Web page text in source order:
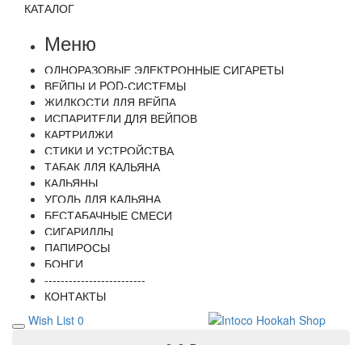
КАТАЛОГ
Меню
ОДНОРАЗОВЫЕ ЭЛЕКТРОННЫЕ СИГАРЕТЫ
ВЕЙПЫ И POD-СИСТЕМЫ
ЖИДКОСТИ ДЛЯ ВЕЙПА
ИСПАРИТЕЛИ ДЛЯ ВЕЙПОВ
КАРТРИДЖИ
СТИКИ И УСТРОЙСТВА
ТАБАК ДЛЯ КАЛЬЯНА
КАЛЬЯНЫ
УГОЛЬ ДЛЯ КАЛЬЯНА
БЕСТАБАЧНЫЕ СМЕСИ
СИГАРИЛЛЫ
ПАПИРОСЫ
БОНГИ
-------------------------
КОНТАКТЫ
Wish List 0